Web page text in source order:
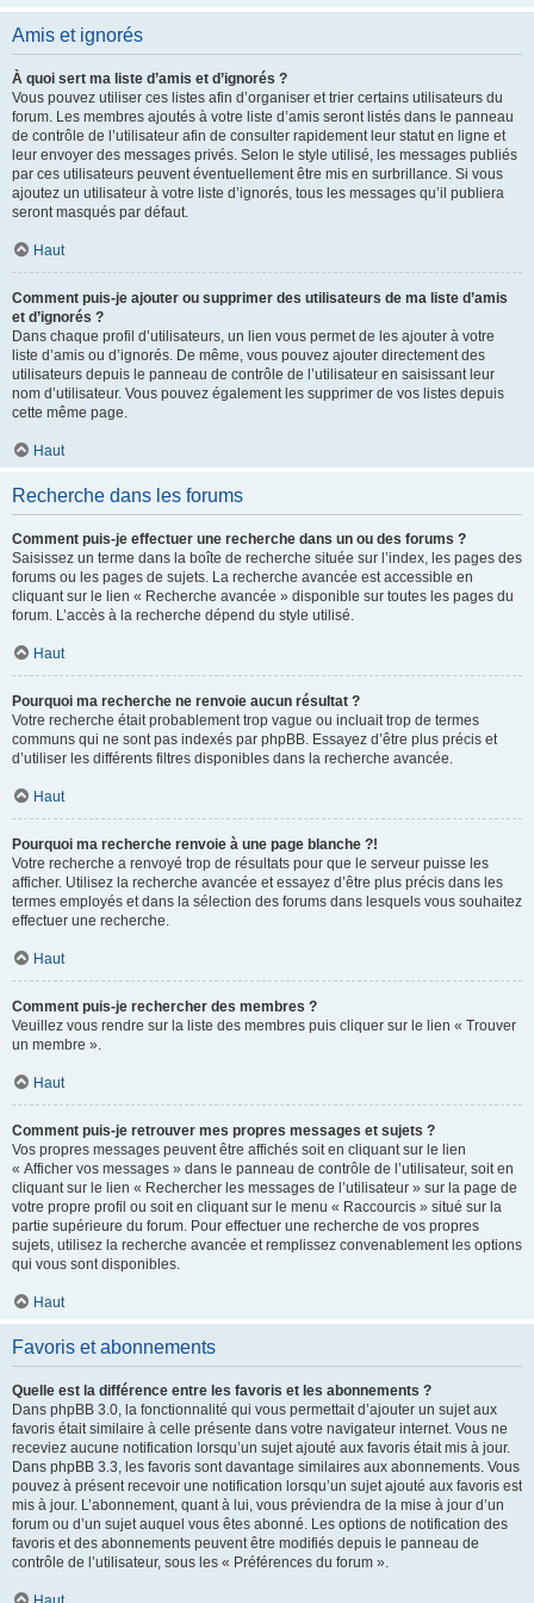
Amis et ignorés
À quoi sert ma liste d’amis et d’ignorés ?
Vous pouvez utiliser ces listes afin d’organiser et trier certains utilisateurs du
forum. Les membres ajoutés à votre liste d’amis seront listés dans le panneau
de contrôle de l’utilisateur afin de consulter rapidement leur statut en ligne et
leur envoyer des messages privés. Selon le style utilisé, les messages publiés
par ces utilisateurs peuvent éventuellement être mis en surbrillance. Si vous
ajoutez un utilisateur à votre liste d’ignorés, tous les messages qu’il publiera
seront masqués par défaut.
Haut
Comment puis-je ajouter ou supprimer des utilisateurs de ma liste d’amis
et d’ignorés ?
Dans chaque profil d’utilisateurs, un lien vous permet de les ajouter à votre
liste d’amis ou d’ignorés. De même, vous pouvez ajouter directement des
utilisateurs depuis le panneau de contrôle de l’utilisateur en saisissant leur
nom d’utilisateur. Vous pouvez également les supprimer de vos listes depuis
cette même page.
Haut
Recherche dans les forums
Comment puis-je effectuer une recherche dans un ou des forums ?
Saisissez un terme dans la boîte de recherche située sur l’index, les pages des
forums ou les pages de sujets. La recherche avancée est accessible en
cliquant sur le lien « Recherche avancée » disponible sur toutes les pages du
forum. L’accès à la recherche dépend du style utilisé.
Haut
Pourquoi ma recherche ne renvoie aucun résultat ?
Votre recherche était probablement trop vague ou incluait trop de termes
communs qui ne sont pas indexés par phpBB. Essayez d’être plus précis et
d’utiliser les différents filtres disponibles dans la recherche avancée.
Haut
Pourquoi ma recherche renvoie à une page blanche ?!
Votre recherche a renvoyé trop de résultats pour que le serveur puisse les
afficher. Utilisez la recherche avancée et essayez d’être plus précis dans les
termes employés et dans la sélection des forums dans lesquels vous souhaitez
effectuer une recherche.
Haut
Comment puis-je rechercher des membres ?
Veuillez vous rendre sur la liste des membres puis cliquer sur le lien « Trouver
un membre ».
Haut
Comment puis-je retrouver mes propres messages et sujets ?
Vos propres messages peuvent être affichés soit en cliquant sur le lien
« Afficher vos messages » dans le panneau de contrôle de l’utilisateur, soit en
cliquant sur le lien « Rechercher les messages de l’utilisateur » sur la page de
votre propre profil ou soit en cliquant sur le menu « Raccourcis » situé sur la
partie supérieure du forum. Pour effectuer une recherche de vos propres
sujets, utilisez la recherche avancée et remplissez convenablement les options
qui vous sont disponibles.
Haut
Favoris et abonnements
Quelle est la différence entre les favoris et les abonnements ?
Dans phpBB 3.0, la fonctionnalité qui vous permettait d’ajouter un sujet aux
favoris était similaire à celle présente dans votre navigateur internet. Vous ne
receviez aucune notification lorsqu’un sujet ajouté aux favoris était mis à jour.
Dans phpBB 3.3, les favoris sont davantage similaires aux abonnements. Vous
pouvez à présent recevoir une notification lorsqu’un sujet ajouté aux favoris est
mis à jour. L’abonnement, quant à lui, vous préviendra de la mise à jour d’un
forum ou d’un sujet auquel vous êtes abonné. Les options de notification des
favoris et des abonnements peuvent être modifiés depuis le panneau de
contrôle de l’utilisateur, sous les « Préférences du forum ».